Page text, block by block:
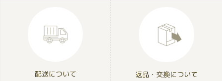
配送について 返品・交換について